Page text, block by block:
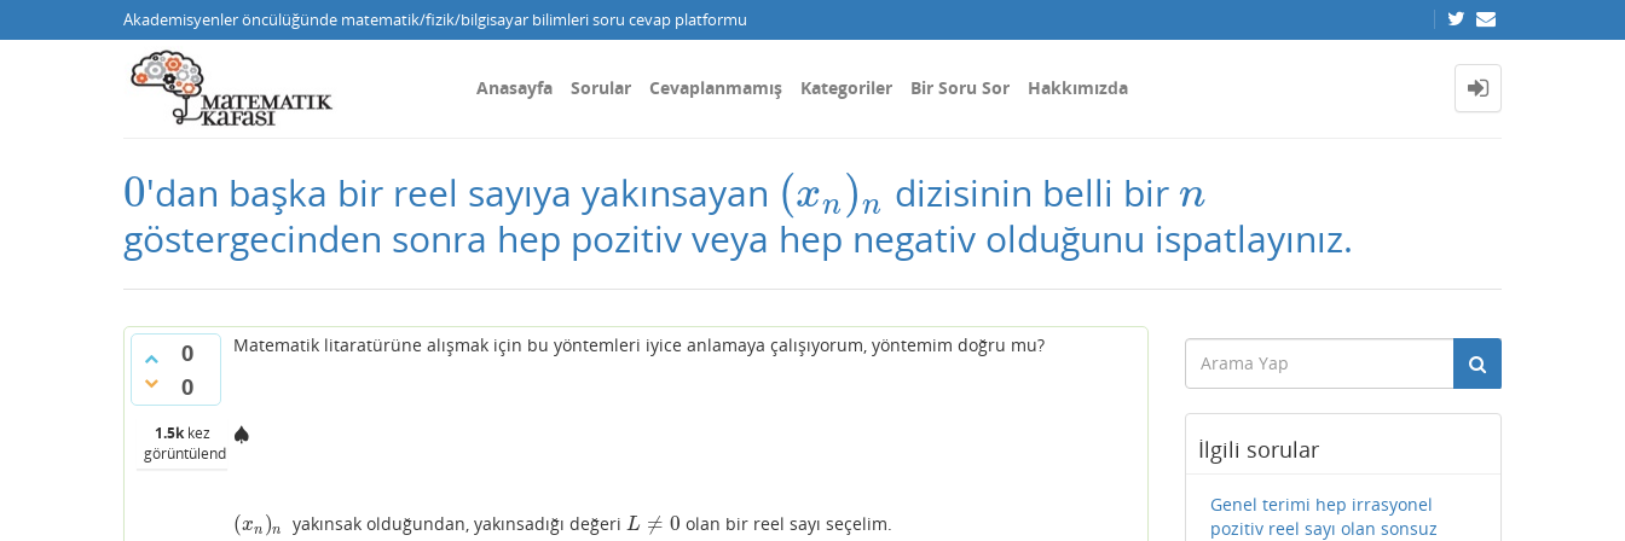
Akademisyenler öncülüğünde matematik/fizik/bilgisayar bilimleri soru cevap platformu
Anasayfa Sorular Cevaplanmamış Kategoriler Bir Soru Sor Hakkımızda
0
0'dan başka bir reel sayıya yakınsayan (xn )n
(xn)n dizisinin belli bir n
n
göstergecinden sonra hep pozitiv veya hep negativ olduğunu ispatlayınız.
0
0
1.5kkez
görüntülendi
Matematik litaratürüne alışmak için bu yöntemleri iyice anlamaya çalışıyorum, yöntemim doğru mu?
♠
♠
(xn )n
(xn) n yakınsak olduğundan, yakınsadığı değeriL ≠ 0
L≠ 0 olan bir reel sayı seçelim.
İlgili sorular
Genel terimi hep irrasyonel
pozitiv reel sayı olan sonsuz